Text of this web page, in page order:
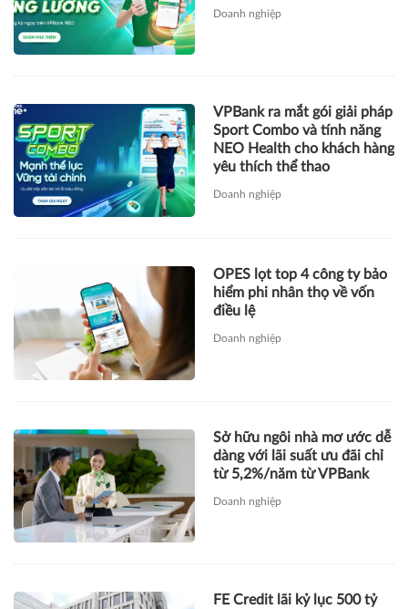
Doanh nghiệp
VPBank ra mắt gói giải pháp
Sport Combo và tính năng
NEO Health cho khách hàng
yêu thích thể thao
Doanh nghiệp
OPES lọt top 4 công ty bảo
hiểm phi nhân thọ về vốn
điều lệ
Doanh nghiệp
Sở hữu ngôi nhà mơ ước dễ
dàng với lãi suất ưu đãi chỉ
từ 5,2%/năm từ VPBank
Doanh nghiệp
FE Credit lãi kỷ lục 500 tỷ